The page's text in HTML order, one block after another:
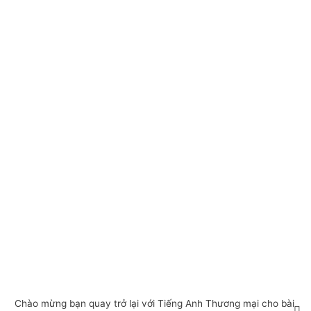
Chào mừng bạn quay trở lại với Tiếng Anh Thương mại cho bài